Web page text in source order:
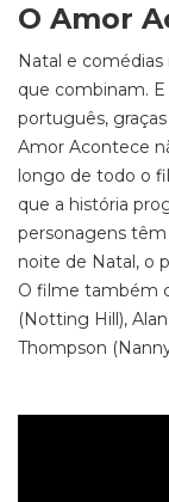
O Amor
Natal e
que combinam.
português,
Amor Acontece
longo de todo o
que a história
personagens têm
noite de Natal, o
O filme também
(Notting Hill),
Thompson (